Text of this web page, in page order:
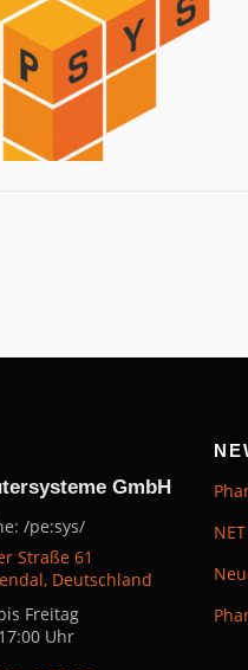
GmbH
/pe:sys/
Straße 61
Deutschland
Freitag
Uhr